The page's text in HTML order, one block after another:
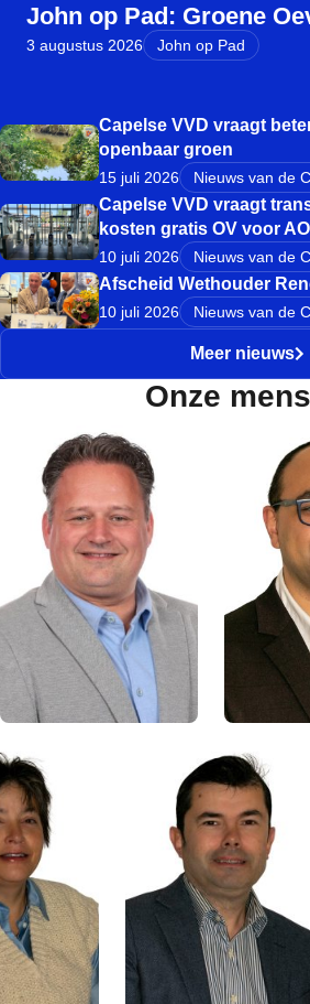
John op Pad: Groene
3 augustus 2026 John op Pad
Capelse VVD vraagt
openbaar groen
15 juli 2026 Nieuws van de
Capelse VVD vraagt
kosten gratis OV voor
10 juli 2026 Nieuws van de
Afscheid Wethouder
10 juli 2026 Nieuws van de
Meer nieuws
Onze